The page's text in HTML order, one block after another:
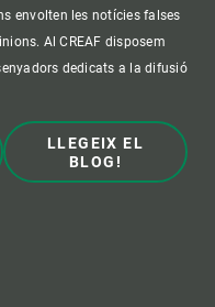
envolten les notícies falses
Al CREAF disposem
dedicats a la difusió
LLEGEIX EL
BLOG!